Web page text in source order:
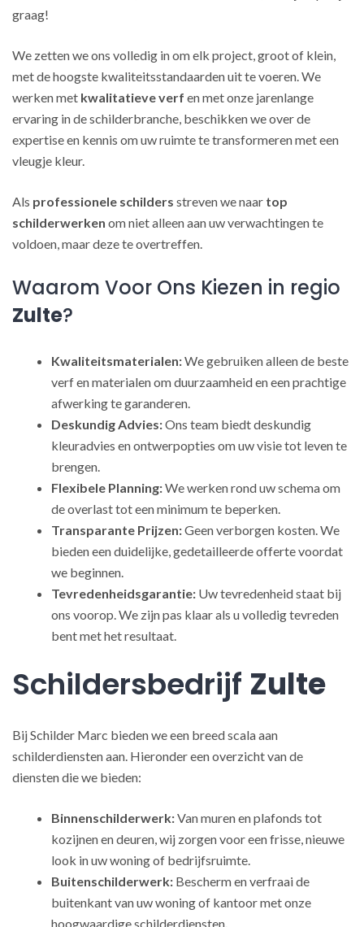
graag!
We zetten we ons volledig in om elk project, groot of klein,
met de hoogste kwaliteitsstandaarden uit te voeren. We
werken met kwalitatieve verf en met onze jarenlange
ervaring in de schilderbranche, beschikken we over de
expertise en kennis om uw ruimte te transformeren met een
vleugje kleur.
Als professionele schilders streven we naar top
schilderwerken om niet alleen aan uw verwachtingen te
voldoen, maar deze te overtreffen.
Waarom Voor Ons Kiezen in regio
Zulte?
Kwaliteitsmaterialen:We gebruiken alleen de beste
verf en materialen om duurzaamheid en een prachtige
afwerking te garanderen.
Deskundig Advies:Ons team biedt deskundig
kleuradvies en ontwerpopties om uw visie tot leven te
brengen.
Flexibele Planning:We werken rond uw schema om
de overlast tot een minimum te beperken.
Transparante Prijzen:Geen verborgen kosten. We
bieden een duidelijke, gedetailleerde offerte voordat
we beginnen.
Tevredenheidsgarantie: Uw tevredenheid staat bij
ons voorop. We zijn pas klaar als u volledig tevreden
bent met het resultaat.
Schildersbedrijf Zulte
Bij Schilder Marc bieden we een breed scala aan
schilderdiensten aan. Hieronder een overzicht van de
diensten die we bieden:
Binnenschilderwerk:Van muren en plafonds tot
kozijnen en deuren, wij zorgen voor een frisse, nieuwe
look in uw woning of bedrijfsruimte.
Buitenschilderwerk: Bescherm en verfraai de
buitenkant van uw woning of kantoor met onze
hoogwaardige schilderdiensten.